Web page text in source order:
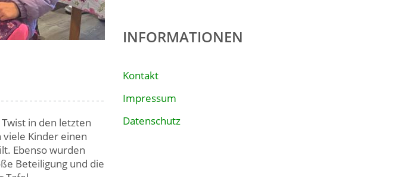
in den letzten
Kinder einen
Ebenso wurden
Beteiligung und die
INFORMATIONEN
Kontakt
Impressum
Datenschutz